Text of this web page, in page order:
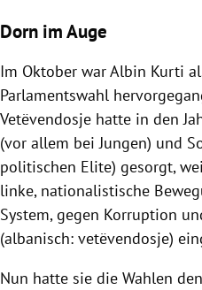
Dorn im Auge
Im Oktober warAlbin Kurti
Parlamentswahl
Vetëvendosje hatte in den
(vor allem bei Jungen) und
politischen Elite) gesorgt,
linke, nationalistische
System, gegen Korruption
(albanisch: vetëvendosje)
Nun hatte sie die Wahlen